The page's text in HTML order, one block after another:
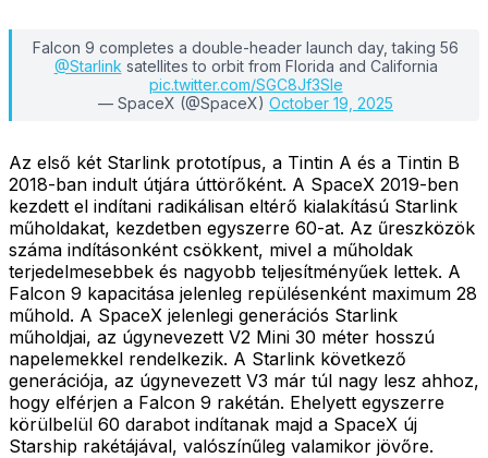
Falcon 9 completes a double-header launch day, taking 56
@Starlink satellites to orbit from Florida and California
pic.twitter.com/SGC8Jf3Sle
— SpaceX (@SpaceX) October 19, 2025
Az első két Starlink prototípus, a Tintin A és a Tintin B
2018-ban indult útjára úttörőként. A SpaceX 2019-ben
kezdett el indítani radikálisan eltérő kialakítású Starlink
műholdakat, kezdetben egyszerre 60-at. Az űreszközök
száma indításonként csökkent, mivel a műholdak
terjedelmesebbek és nagyobb teljesítményűek lettek. A
Falcon 9 kapacitása jelenleg repülésenként maximum 28
műhold. A SpaceX jelenlegi generációs Starlink
műholdjai, az úgynevezett V2 Mini 30 méter hosszú
napelemekkel rendelkezik. A Starlink következő
generációja, az úgynevezett V3 már túl nagy lesz ahhoz,
hogy elférjen a Falcon 9 rakétán. Ehelyett egyszerre
körülbelül 60 darabot indítanak majd a SpaceX új
Starship rakétájával, valószínűleg valamikor jövőre.